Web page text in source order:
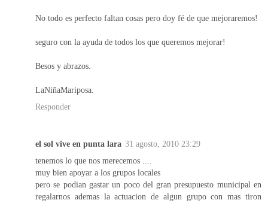
No todo es perfecto faltan cosas pero doy fé de que mejoraremos!
seguro con la ayuda de todos los que queremos mejorar!
Besos y abrazos.
LaNiñaMariposa.
Responder
el sol vive en punta lara 31 agosto, 2010 23:29
tenemos lo que nos merecemos ....
muy bien apoyar a los grupos locales
pero se podian gastar un poco del gran presupuesto municipal en
regalarnos ademas la actuacion de algun grupo con mas tiron